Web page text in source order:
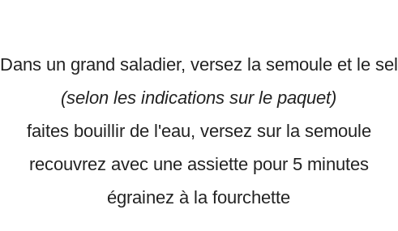
Dans un grand saladier, versez la semoule et le sel
(selon les indications sur le paquet)
faites bouillir de l'eau, versez sur la semoule
recouvrez avec une assiette pour 5 minutes
égrainez à la fourchette